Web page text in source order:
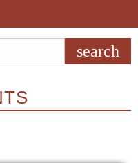
search